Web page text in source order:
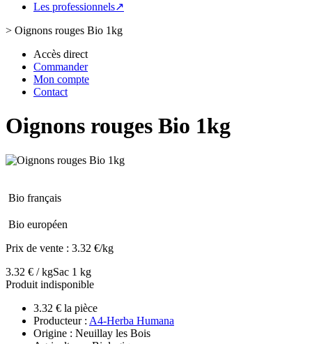
Les professionnels↗
> Oignons rouges Bio 1kg
Accès direct
Commander
Mon compte
Contact
Oignons rouges Bio 1kg
Bio français
Bio européen
Prix de vente : 3.32 €/kg
3.32 € / kgSac 1 kg
Produit indisponible
3.32 € la pièce
Producteur : A4-Herba Humana
Origine : Neuillay les Bois